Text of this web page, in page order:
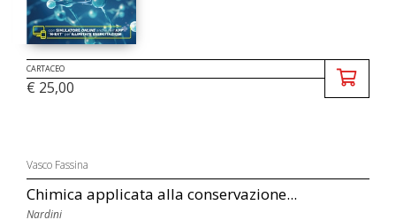
CARTACEO
€ 25,00
Vasco Fassina
Chimica applicata alla conservazione...
Nardini